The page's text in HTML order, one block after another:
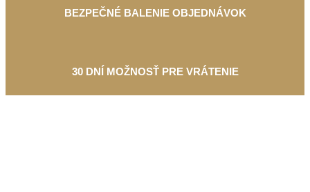
BEZPEČNÉ BALENIE OBJEDNÁVOK
30 DNÍ MOŽNOSŤ PRE VRÁTENIE